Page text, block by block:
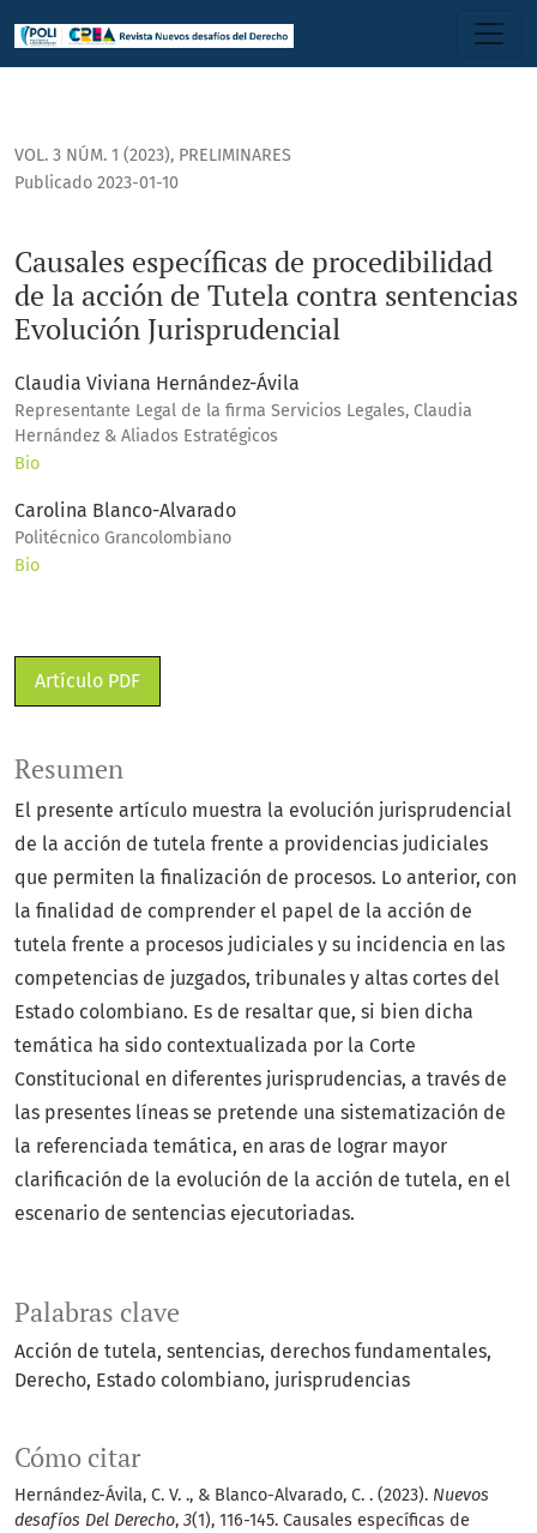
VOL. 3 NÚM. 1 (2023), PRELIMINARES
Causales específicas de procedibilidad
de la acción de Tutela contra sentencias
Evolución Jurisprudencial
Publicado 2023-01-10
Claudia Viviana Hernández-Ávila
Representante Legal de la firma Servicios Legales, Claudia
Hernández & Aliados Estratégicos
Bio
Carolina Blanco-Alvarado
Politécnico Grancolombiano
Bio
Artículo PDF
Palabras clave
Acción de tutela sentencias derechos fundamentales
Derecho Estado colombiano jurisprudencias
Cómo citar
Hernández-Ávila, C. V. ., & Blanco-Alvarado, C. . (2023). Nuevos
desafíos Del Derecho, 3(1), 116-145. Causales específicas de
Resumen
El presente artículo muestra la evolución jurisprudencial
de la acción de tutela frente a providencias judiciales
que permiten la finalización de procesos. Lo anterior, con
la finalidad de comprender el papel de la acción de
tutela frente a procesos judiciales y su incidencia en las
competencias de juzgados, tribunales y altas cortes del
Estado colombiano. Es de resaltar que, si bien dicha
temática ha sido contextualizada por la Corte
Constitucional en diferentes jurisprudencias, a través de
las presentes líneas se pretende una sistematización de
la referenciada temática, en aras de lograr mayor
clarificación de la evolución de la acción de tutela, en el
escenario de sentencias ejecutoriadas.